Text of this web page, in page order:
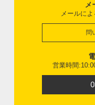
メ
メールに
問
営業時間